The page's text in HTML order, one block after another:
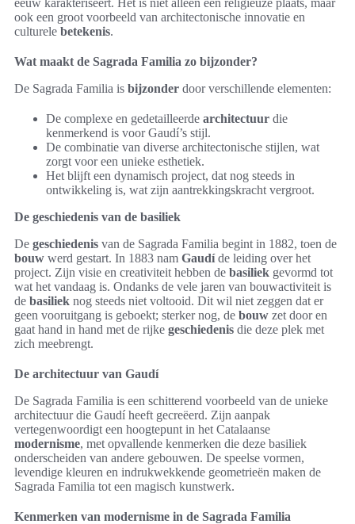
eeuw karakteriseert. Het is niet alleen een religieuze plaats, maar
ook een groot voorbeeld van architectonische innovatie en
culturele betekenis.
Wat maakt de Sagrada Familia zo bijzonder?
De Sagrada Familia is bijzonder door verschillende elementen:
De complexe en gedetailleerde architectuur die
kenmerkend is voor Gaudí’s stijl.
De combinatie van diverse architectonische stijlen, wat
zorgt voor een unieke esthetiek.
Het blijft een dynamisch project, dat nog steeds in
ontwikkeling is, wat zijn aantrekkingskracht vergroot.
De geschiedenis van de basiliek
De geschiedenis van de Sagrada Familia begint in 1882, toen de
bouw werd gestart. In 1883 nam Gaudíde leiding over het
project. Zijn visie en creativiteit hebben de basiliek gevormd tot
wat het vandaag is. Ondanks de vele jaren van bouwactiviteit is
de basiliek nog steeds niet voltooid. Dit wil niet zeggen dat er
geen vooruitgang is geboekt; sterker nog, de bouw zet door en
gaat hand in hand met de rijke geschiedenis die deze plek met
zich meebrengt.
De architectuur van Gaudí
De Sagrada Familia is een schitterend voorbeeld van de unieke
architectuur die Gaudí heeft gecreëerd. Zijn aanpak
vertegenwoordigt een hoogtepunt in het Catalaanse
modernisme, met opvallende kenmerken die deze basiliek
onderscheiden van andere gebouwen. De speelse vormen,
levendige kleuren en indrukwekkende geometrieën maken de
Sagrada Familia tot een magisch kunstwerk.
Kenmerken van modernisme in de Sagrada Familia